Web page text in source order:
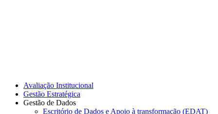
Avaliação Institucional
Gestão Estratégica
Gestão de Dados
Escritório de Dados e Apoio à transformação (EDAT)